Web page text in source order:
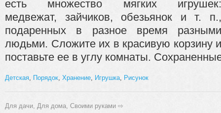
есть множество мягких игрушек:
медвежат, зайчиков, обезьянок и т. п.,
подаренных в разное время разными
людьми. Сложите их в красивую корзину и
поставьте ее в углу комнаты.
Детская Порядок Хранение Игрушка Рисунок
Для дачи Для дома Своими руками ⇨